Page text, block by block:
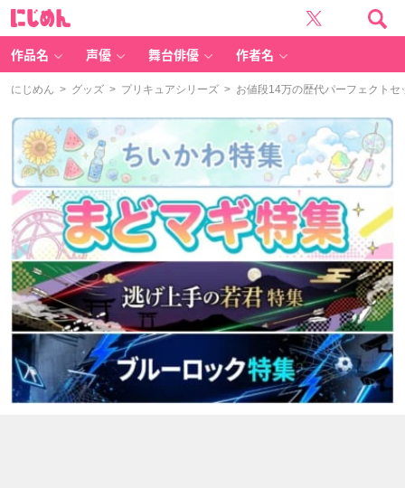
作品名 声優 舞台俳優 作者名
にじめん > グッズ > プリキュアシリーズ > お値段14万の歴代パーフェクトセ